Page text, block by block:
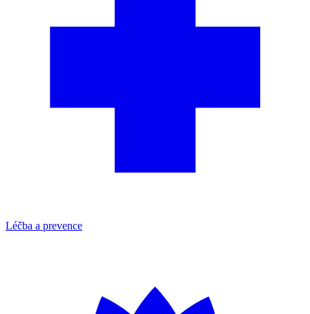
Léčba a prevence